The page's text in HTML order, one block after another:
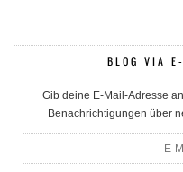
BLOG VIA
Gib deine E-Mail-Adresse
Benachrichtigungen über
E-
Mail-